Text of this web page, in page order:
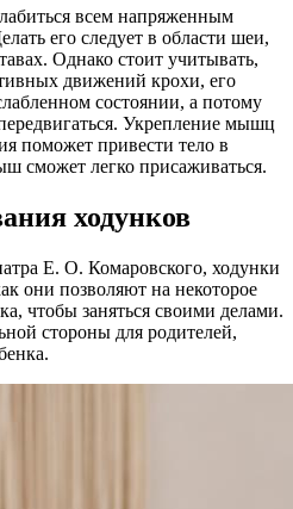
всем напряженным
его следует в области шеи,
Однако стоит учитывать,
движений крохи, его
состоянии, а потому
Укрепление мышц
поможет привести тело в
сможет легко присаживаться.
ходунков
Е. О. Комаровского, ходунки
они позволяют на некоторое
чтобы заняться своими делами.
стороны для родителей,